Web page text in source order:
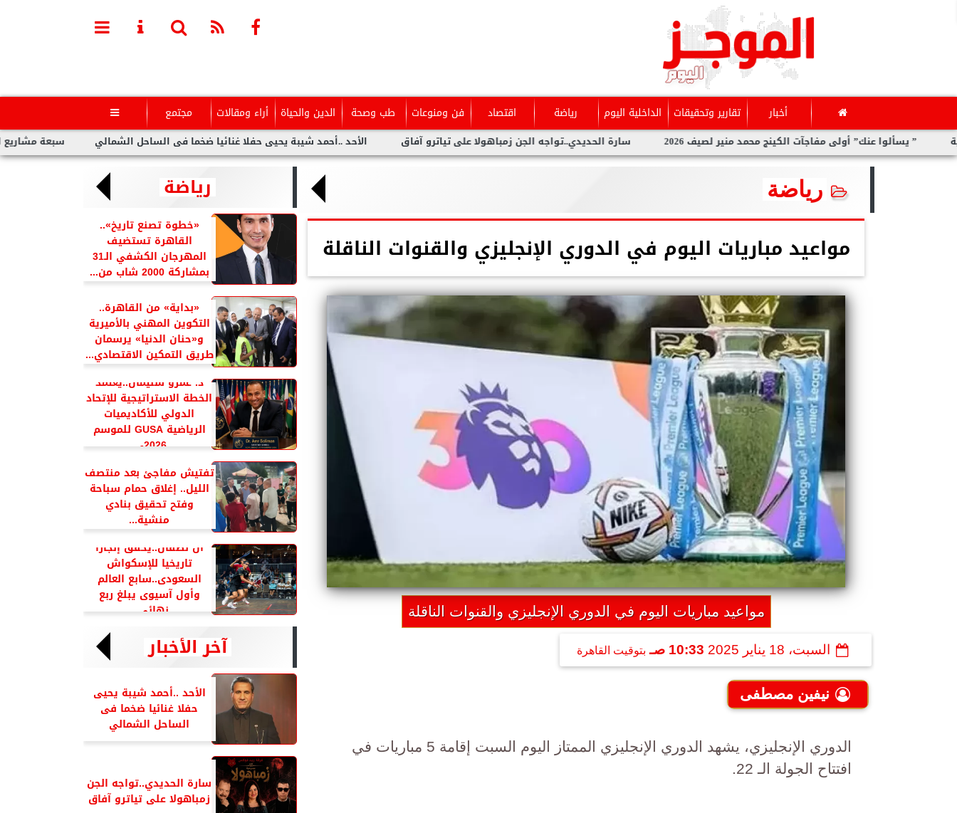
أخبار تقارير وتحقيقات الداخلية اليوم رياضة اقتصاد فن ومنوعات طب وصحة الدين والحياة أراء ومقالات مجتمع 
سبعة مشاريع لفنانين الأحد ..أحمد شيبة يحيى حفلا غنائيا ضخما فى الساحل الشمالي سارة الحديدي..تواجه الجن زمباهولا على تياترو آفاق عنك” أولى مفاجآت الكينج محمد منير لصيف 2026
رياضة
مواعيد مباريات اليوم في الدوري الإنجليزي والقنوات الناقلة
مواعيد مباريات اليوم في الدوري الإنجليزي والقنوات الناقلة
السبت، 18 يناير 2025 10:33 صـ بتوقيت القاهرة
نيفين مصطفى
الدوري الإنجليزي، يشهد الدوري الإنجليزي الممتاز اليوم السبت إقامة 5 مباريات في
افتتاح الجولة الـ 22.
رياضة
«خطوة تصنع تاريخ»..
القاهرة تستضيف
المهرجان الكشفي الـ31
بمشاركة 2000 شاب من...
«بداية» من القاهرة..
التكوين المهني بالأميرية
و«حنان الدنيا» يرسمان
طريق التمكين الاقتصادي...
د. عمرو سليمان..يعتمد
الخطة الاستراتيجية للإتحاد
الدولي للأكاديميات
الرياضية GUSA للموسم
2026-...
تفتيش مفاجئ بعد منتصف
الليل.. إغلاق حمام سباحة
وفتح تحقيق بنادي
منشية...
آل نصفان..يحقق إنجازا
تاريخيا للإسكواش
السعودى..سابع العالم
وأول آسيوى يبلغ ربع
نهائي...
آخر الأخبار
الأحد ..أحمد شيبة يحيى
حفلا غنائيا ضخما فى
الساحل الشمالي
سارة الحديدي..تواجه الجن
زمباهولا على تياترو آفاق